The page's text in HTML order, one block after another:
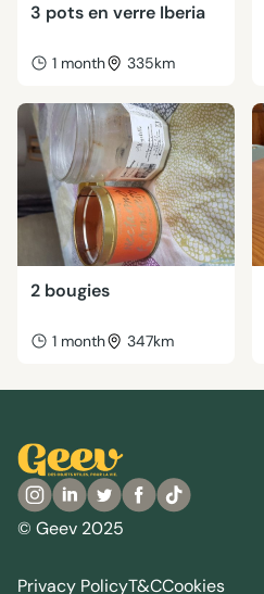
3 pots en verre Iberia
1 month 335km
2 bougies
1 month 347km
© Geev 2025
Privacy PolicyT&CCookies